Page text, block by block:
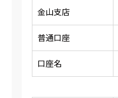
金山支店
普通口座
口座名